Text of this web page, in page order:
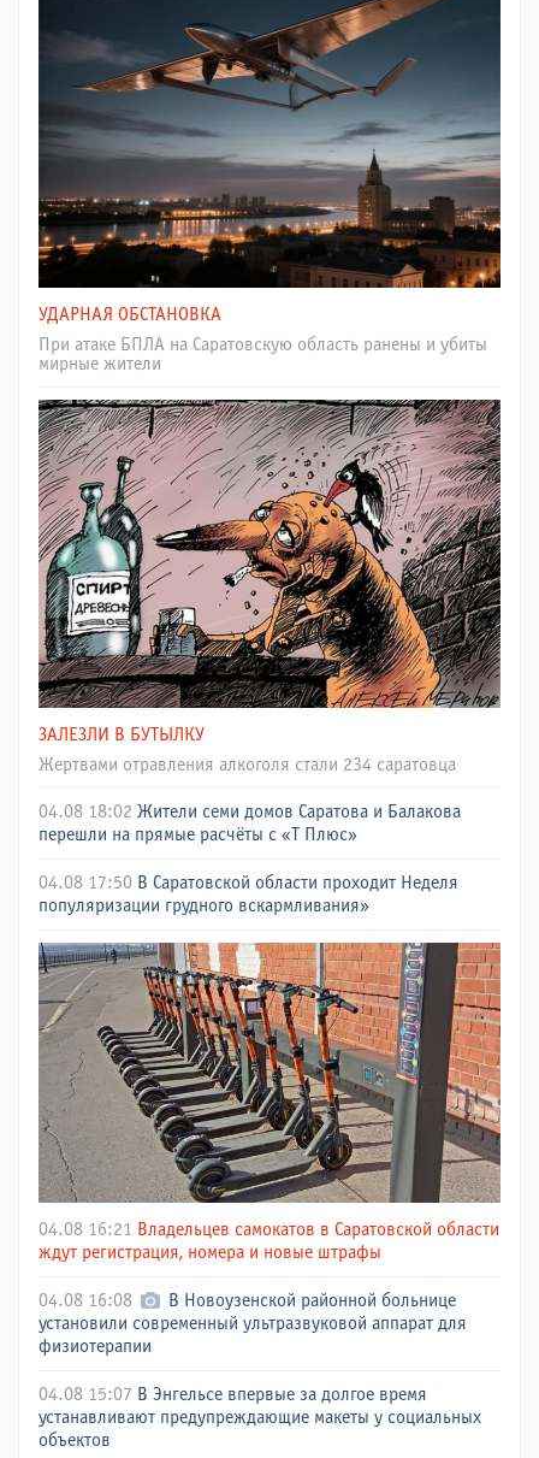
УДАРНАЯ ОБСТАНОВКА
При атаке БПЛА на Саратовскую область ранены и убиты
мирные жители
ЗАЛЕЗЛИ В БУТЫЛКУ
Жертвами отравления алкоголя стали 234 саратовца
04.08 18:02 Жители семи домов Саратова и Балакова
перешли на прямые расчёты с «Т Плюс»
04.08 17:50 В Саратовской области проходит Неделя
популяризации грудного вскармливания»
04.08 16:21 Владельцев самокатов в Саратовской области
ждут регистрация, номера и новые штрафы
04.08 16:08
В Новоузенской районной больнице
установили современный ультразвуковой аппарат для
физиотерапии
04.08 15:07 В Энгельсе впервые за долгое время
устанавливают предупреждающие макеты у социальных
объектов